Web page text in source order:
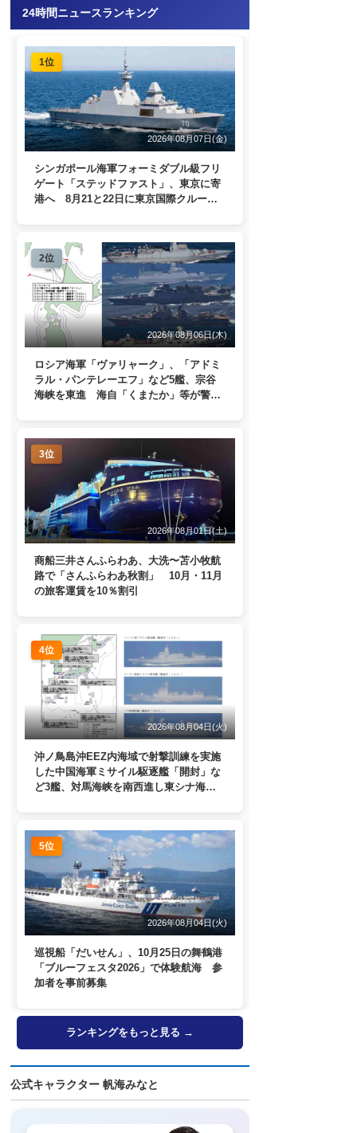
24時間ニュースランキング
1位
2026年08月07日(金)
シンガポール海軍フォーミダブル級フリ
ゲート「ステッドファスト」、東京に寄
港へ 8月21と22日に東京国際クルーズ
2位
2026年08月06日(木)
ロシア海軍「ヴァリャーク」、「アドミ
ラル・パンテレーエフ」など5艦、宗谷
海峡を東進 海自「くまたか」等が警戒
3位
2026年08月01日(土)
商船三井さんふらわあ、大洗〜苫小牧航
路で「さんふらわあ秋割」 10月・11月
の旅客運賃を10％割引
4位
2026年08月04日(火)
沖ノ鳥島沖EEZ内海域で射撃訓練を実施
した中国海軍ミサイル駆逐艦「開封」な
ど3艦、対馬海峡を南西進し東シナ海
5位
2026年08月04日(火)
巡視船「だいせん」、10月25日の舞鶴港
「ブルーフェスタ2026」で体験航海 参
加者を事前募集
ランキングをもっと見る →
公式キャラクター 帆海みなと